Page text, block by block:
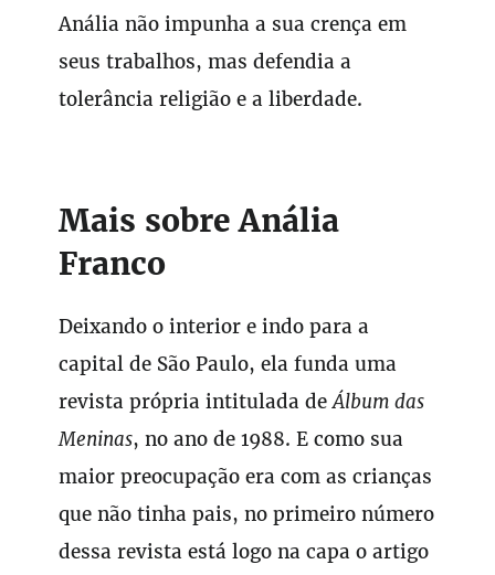
Anália não impunha a sua crença em
seus trabalhos, mas defendia a
tolerância religião e a liberdade.
Mais sobre Anália
Franco
Deixando o interior e indo para a
capital de São Paulo, ela funda uma
revista própria intitulada deÁlbum das
Meninas, no ano de 1988. E como sua
maior preocupação era com as crianças
que não tinha pais, no primeiro número
dessa revista está logo na capa o artigo